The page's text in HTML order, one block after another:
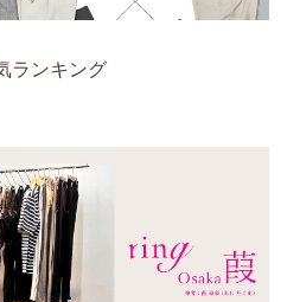
ランキング